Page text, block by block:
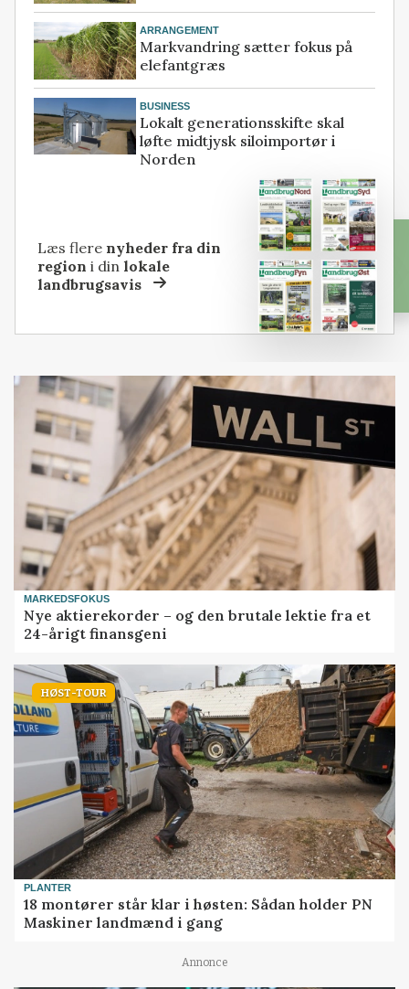
ARRANGEMENT
Markvandring sætter fokus på
elefantgræs
BUSINESS
Lokalt generationsskifte skal
løfte midtjysk siloimportør i
Norden
Læs flere nyheder fra din
region i dinlokale
landbrugsavis
MARKEDSFOKUS
Nye aktierekorder – og den brutale lektie fra et
24-årigt finansgeni
HØST-TOUR
PLANTER
18 montører står klar i høsten: Sådan holder PN
Maskiner landmænd i gang
Annonce